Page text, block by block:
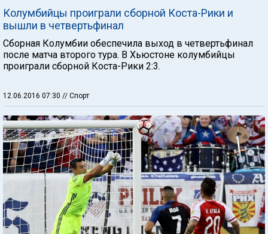
Колумбийцы проиграли сборной Коста-Рики и
вышли в четвертьфинал
Сборная Колумбии обеспечила выход в четвертьфинал
после матча второго тура. В Хьюстоне колумбийцы
проиграли сборной Коста-Рики 2:3.
12.06.2016 07:30 // Спорт